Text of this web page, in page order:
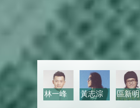
林一峰 黃志淙 區新明